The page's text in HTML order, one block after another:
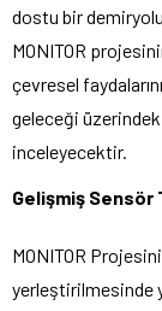
dostu bir
MONITOR
çevresel
geleceği
inceleyecektir.
Gelişmiş
MONITOR
yerleştirilmesinde